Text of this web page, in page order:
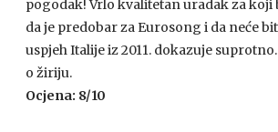
pogodak! Vrlo kvalitetan uradak za koji
da je predobar za Eurosong i da neće
uspjeh Italije iz 2011. dokazuje
o žiriju.
Ocjena: 8/10